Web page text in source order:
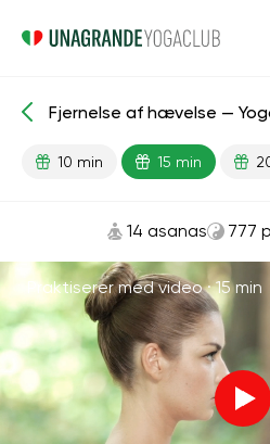
Færdiglavede lektioner Nyrer
Fjernelse af hævelse —
10 min 15 min
14 asanas 777
Praktiserer med video ·15 min